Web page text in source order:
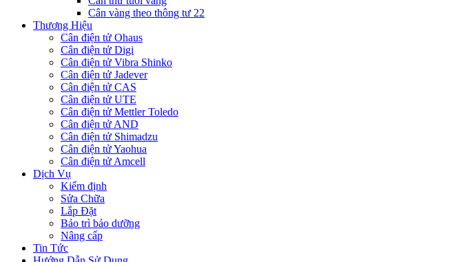
Cân vàng theo thông tư 22
Thương Hiệu
Cân điện tử Ohaus
Cân điện tử Digi
Cân điện tử Vibra Shinko
Cân điện tử Jadever
Cân điện tử CAS
Cân điện tử UTE
Cân điện tử Mettler Toledo
Cân điện tử AND
Cân điện tử Shimadzu
Cân điện tử Yaohua
Cân điện tử Amcell
Dịch Vụ
Kiểm định
Sửa Chữa
Lắp Đặt
Bảo trì bảo dưỡng
Nâng cấp
Tin Tức